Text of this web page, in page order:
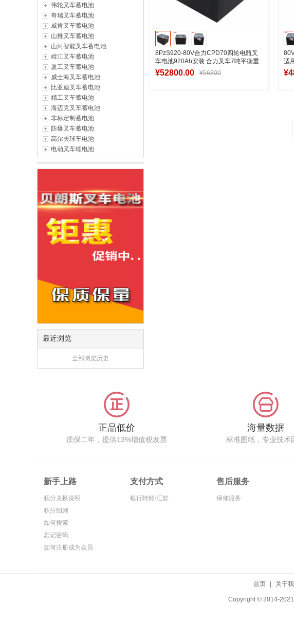
伟轮叉车蓄电池
奇瑞叉车蓄电池
威肯叉车蓄电池
山推叉车蓄电池
山河智能叉车蓄电池
靖江叉车蓄电池
厦工叉车蓄电池
威士海叉车蓄电池
比亚迪叉车蓄电池
精工叉车蓄电池
海迈克叉车蓄电池
非标定制蓄电池
防爆叉车蓄电池
高尔夫球车电池
电动叉车锂电池
最近浏览
全部浏览历史
8PzS920-80V合力CPD70四轮电瓶叉
车电池920Ah安装 合力叉车7吨平衡重
叉车电池设计图
¥52800.00 ¥56800
适
瓶
正品低价
质保二年，提供13%增值税发票
海量数据
标准图纸，专业技术
新手上路
积分兑换说明
积分细则
如何搜索
忘记密码
如何注册成为会员
支付方式
银行转账/汇款
售后服务
保修服务
首页| 关于
Copyright © 2014-2021